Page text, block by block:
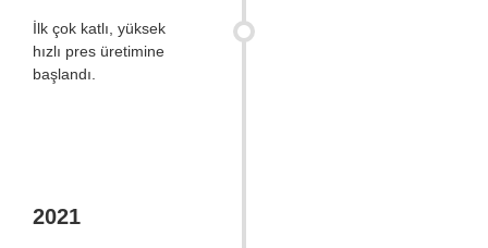
İlk çok katlı, yüksek
hızlı pres üretimine
başlandı.
2021